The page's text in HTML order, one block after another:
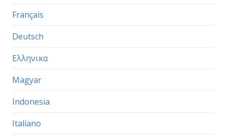
Français
Deutsch
Ελληνικα
Magyar
Indonesia
Italiano